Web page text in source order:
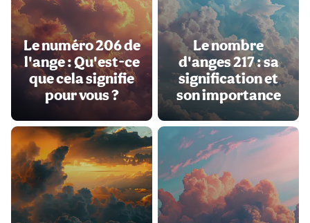
Le numéro 206 de
l'ange : Qu'est-ce
que cela signifie
pour vous ?
Le nombre
d'anges 217 : sa
signification et
son importance